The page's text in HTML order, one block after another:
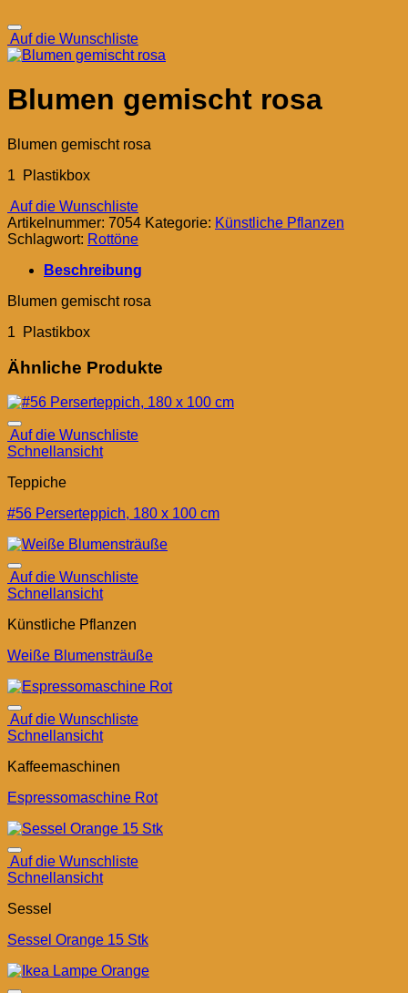
Auf die Wunschliste
Blumen gemischt rosa
Blumen gemischt rosa
1 Plastikbox
Auf die Wunschliste
Artikelnummer: 7054 Kategorie: Künstliche Pflanzen
Schlagwort: Rottöne
Beschreibung
Blumen gemischt rosa
1 Plastikbox
Ähnliche Produkte
Auf die Wunschliste
Schnellansicht
Teppiche
#56 Perserteppich, 180 x 100 cm
Auf die Wunschliste
Schnellansicht
Künstliche Pflanzen
Weiße Blumensträuße
Auf die Wunschliste
Schnellansicht
Kaffeemaschinen
Espressomaschine Rot
Auf die Wunschliste
Schnellansicht
Sessel
Sessel Orange 15 Stk